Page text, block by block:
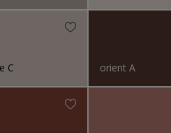
C orient A